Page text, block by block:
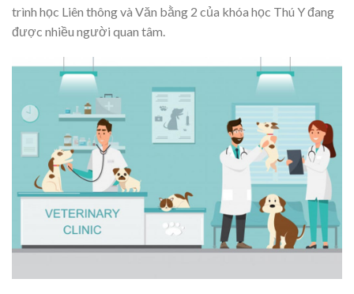
trình học Liên thông và Văn bằng 2 của khóa học Thú Y đang
được nhiều người quan tâm.